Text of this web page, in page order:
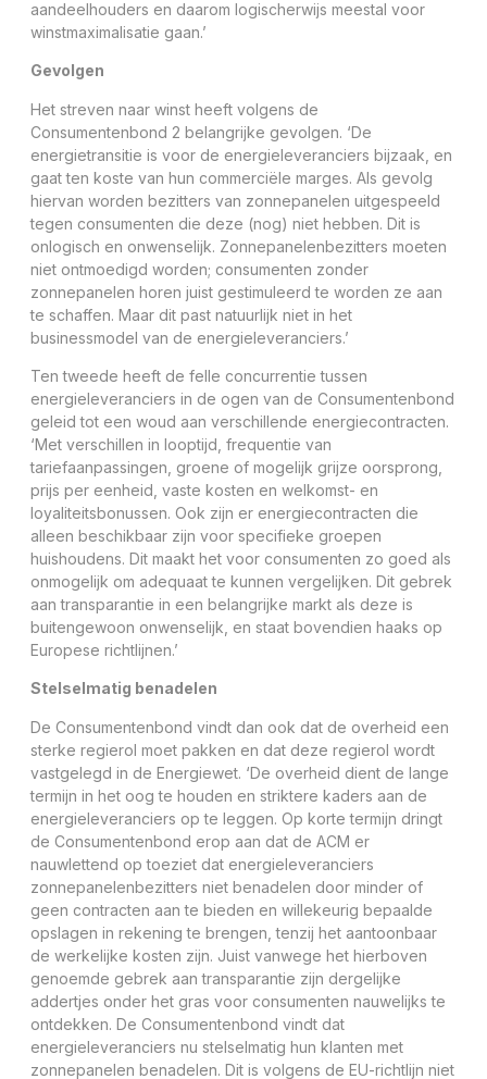
aandeelhouders en daarom logischerwijs meestal voor
winstmaximalisatie gaan.’
Gevolgen
Het streven naar winst heeft volgens de
Consumentenbond 2 belangrijke gevolgen. ‘De
energietransitie is voor de energieleveranciers bijzaak, en
gaat ten koste van hun commerciële marges. Als gevolg
hiervan worden bezitters van zonnepanelen uitgespeeld
tegen consumenten die deze (nog) niet hebben. Dit is
onlogisch en onwenselijk. Zonnepanelenbezitters moeten
niet ontmoedigd worden; consumenten zonder
zonnepanelen horen juist gestimuleerd te worden ze aan
te schaffen. Maar dit past natuurlijk niet in het
businessmodel van de energieleveranciers.’
Ten tweede heeft de felle concurrentie tussen
energieleveranciers in de ogen van de Consumentenbond
geleid tot een woud aan verschillende energiecontracten.
‘Met verschillen in looptijd, frequentie van
tariefaanpassingen, groene of mogelijk grijze oorsprong,
prijs per eenheid, vaste kosten en welkomst- en
loyaliteitsbonussen. Ook zijn er energiecontracten die
alleen beschikbaar zijn voor specifieke groepen
huishoudens. Dit maakt het voor consumenten zo goed als
onmogelijk om adequaat te kunnen vergelijken. Dit gebrek
aan transparantie in een belangrijke markt als deze is
buitengewoon onwenselijk, en staat bovendien haaks op
Europese richtlijnen.’
Stelselmatig benadelen
De Consumentenbond vindt dan ook dat de overheid een
sterke regierol moet pakken en dat deze regierol wordt
vastgelegd in de Energiewet. ‘De overheid dient de lange
termijn in het oog te houden en striktere kaders aan de
energieleveranciers op te leggen. Op korte termijn dringt
de Consumentenbond erop aan dat de ACM er
nauwlettend op toeziet dat energieleveranciers
zonnepanelenbezitters niet benadelen door minder of
geen contracten aan te bieden en willekeurig bepaalde
opslagen in rekening te brengen, tenzij het aantoonbaar
de werkelijke kosten zijn. Juist vanwege het hierboven
genoemde gebrek aan transparantie zijn dergelijke
addertjes onder het gras voor consumenten nauwelijks te
ontdekken. De Consumentenbond vindt dat
energieleveranciers nu stelselmatig hun klanten met
zonnepanelen benadelen. Dit is volgens de EU-richtlijn niet